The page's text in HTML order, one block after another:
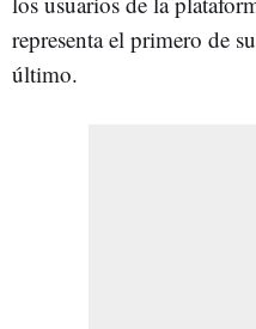
representa el primero de
último.